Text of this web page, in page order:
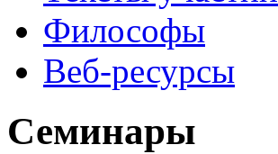
Философы
Веб-ресурсы
Семинары